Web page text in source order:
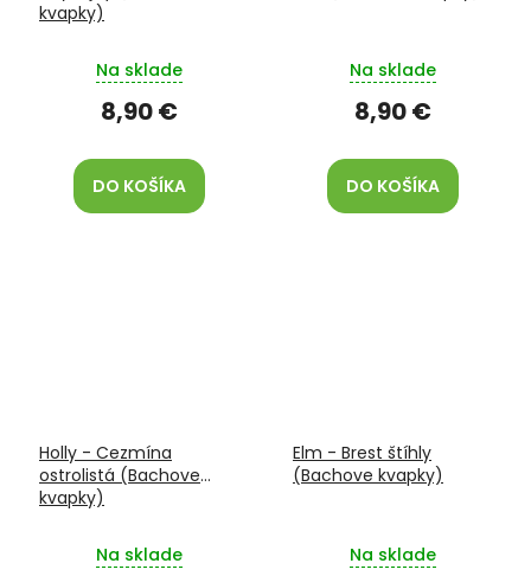
kvapky)
Na sklade
8,90 €
DO KOŠÍKA
Na sklade
8,90 €
DO KOŠÍKA
Holly - Cezmína
ostrolistá (Bachove
kvapky)
Na sklade
Elm - Brest štíhly
(Bachove kvapky)
Na sklade